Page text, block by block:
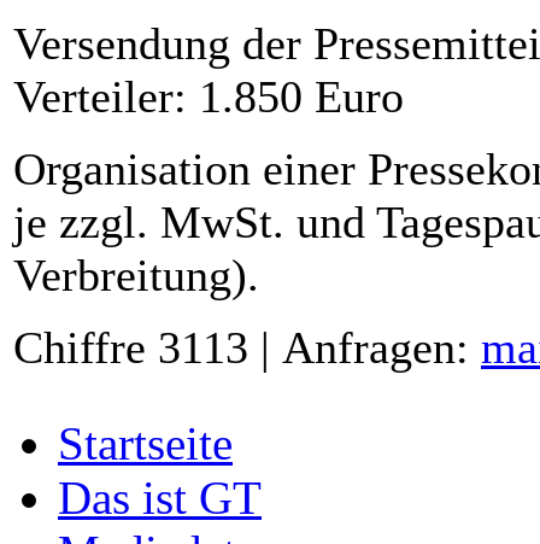
Versendung der
Verteiler: 1.850 Euro
Organisation einer
je zzgl. MwSt. und
Verbreitung).
Chiffre 3113 | Anfragen:
Startseite
Das ist GT